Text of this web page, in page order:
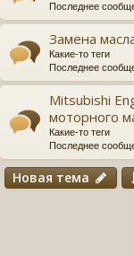
Последнее
Замена
Какие-то теги
Последнее
Mitsubishi
моторного
Какие-то теги
Последнее
Новая тема